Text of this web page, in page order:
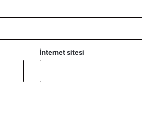
İnternet sitesi